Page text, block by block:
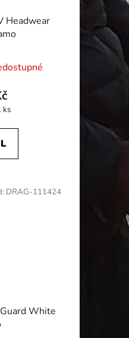
Headwear
ks
White
DRAG-111424